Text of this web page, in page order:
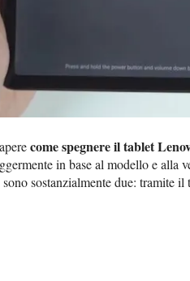
come spegnere il tablet
in base al modello e alla
sostanzialmente due: tramite